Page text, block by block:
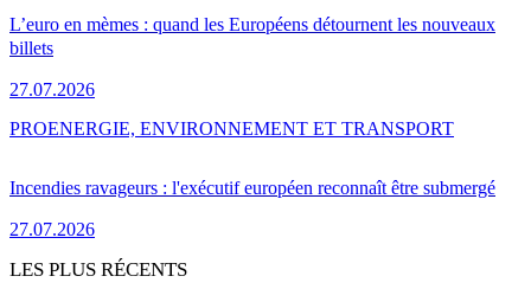
L’euro en mèmes : quand les Européens détournent les nouveaux
billets
27.07.2026
Incendies ravageurs : l'exécutif européen reconnaît être submergé
27.07.2026
PROENERGIE, ENVIRONNEMENT ET TRANSPORT
LES PLUS RÉCENTS